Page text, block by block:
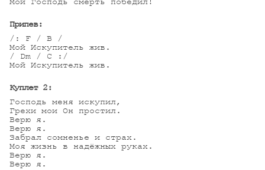
Припев:
/: F / B /
Мой Искупитель жив.
/ Dm / C :/
Мой Искупитель жив.
Куплет 2:
Господь меня искупил,
Грехи мои Он простил.
Верю я.
Верю я.
Забрал сомненье и страх.
Моя жизнь в надёжных руках.
Верю я.
Верю я.